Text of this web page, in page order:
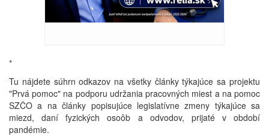
*
Tu nájdete súhrn odkazov na všetky články týkajúce sa projektu
"Prvá pomoc" na podporu udržania pracovných miest a na pomoc
SZČO a na články popisujúce legislatívne zmeny týkajúce sa
miezd, daní fyzických osoôb a odvodov, prijaté v období
pandémie.